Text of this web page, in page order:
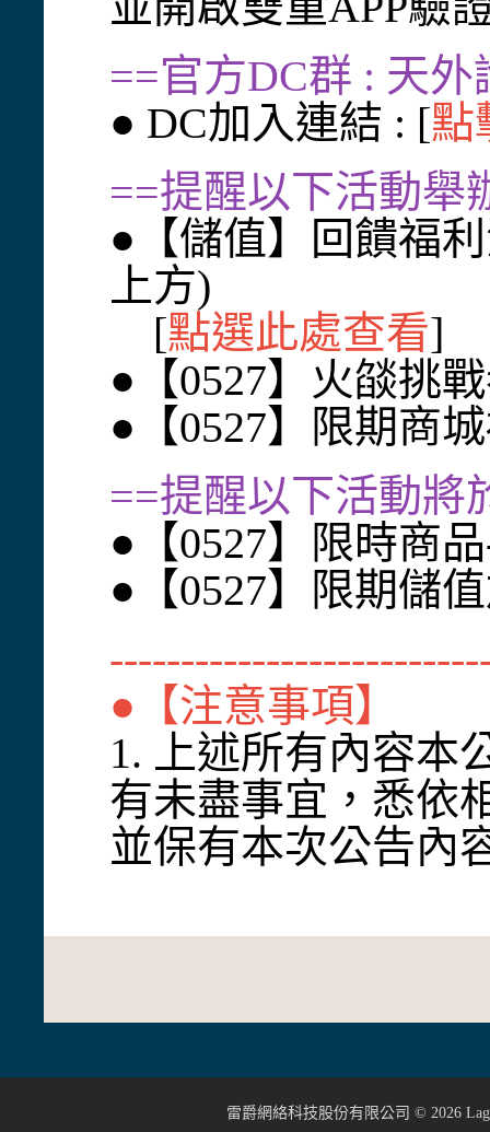
==官方DC群 : 天
● DC加入連結 : [點
==提醒以下活動舉
●【儲值】回饋福
上方)
[點選此處查看]
●【0527】火燄挑
●【0527】限期商
==提醒以下活動將
●【0527】限時商
●【0527】限期儲
●【注意事項】
1. 上述所有內容本
有未盡事宜，悉依
並保有本次公告內
雷爵網絡科技股份有限公司 © 2026